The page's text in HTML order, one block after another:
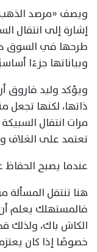
ويصف «مرصد
إشارة إلى انتقال
طرحها في السوق
وبياناتها جزءًا
ويؤكد وليد فاروق
ذاتها، لكنها تجعل
مرات انتقال
تعتمد على الغلاف
عندما يصبح
هنا تنتقل
فالمستهلك يعلم
الكاش باك، ولذلك
خصوصًا إذا كان